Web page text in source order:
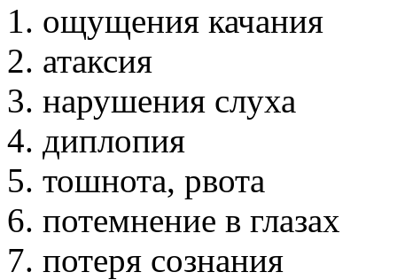
ощущения качания
атаксия
нарушения слуха
диплопия
тошнота, рвота
потемнение в глазах
потеря сознания